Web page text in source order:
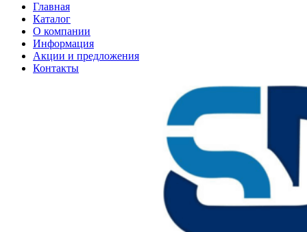
Главная
Каталог
О компании
Информация
Акции и предложения
Контакты